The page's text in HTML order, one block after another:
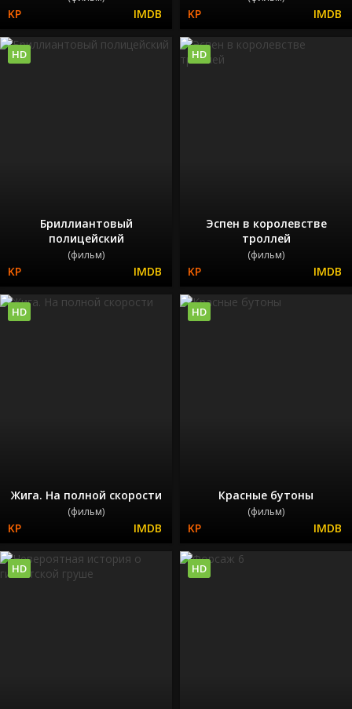
Бриллиантовый
полицейский
(фильм)
HD
Эспен в королевстве
троллей
(фильм)
HD
Жига. На полной скорости
(фильм)
HD
Красные бутоны
(фильм)
HD
HD HD